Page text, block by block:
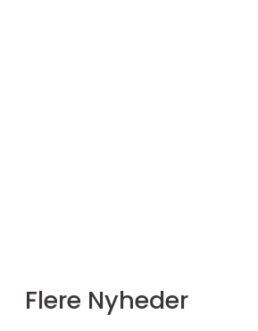
Flere Nyheder